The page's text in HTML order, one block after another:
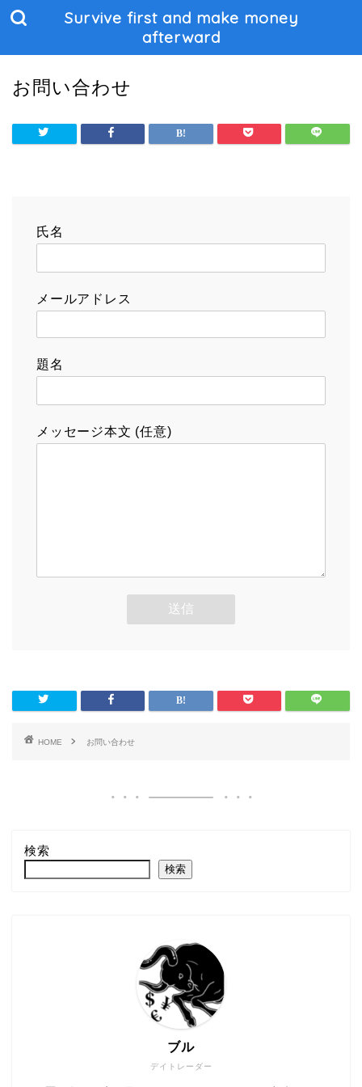
Survive first and make money
afterward
お問い合わせ
氏名
メールアドレス
題名
メッセージ本文 (任意)
HOME お問い合わせ
検索
検索
デイトレーダー
ブル